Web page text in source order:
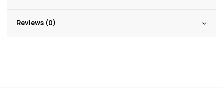
Reviews (0)